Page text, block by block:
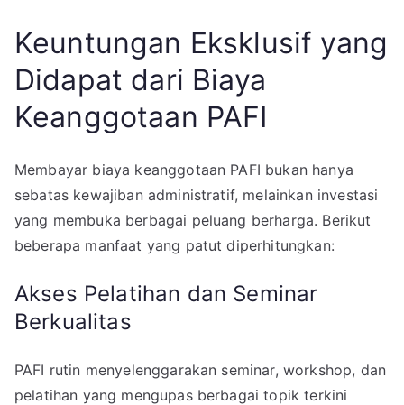
Keuntungan Eksklusif yang
Didapat dari Biaya
Keanggotaan PAFI
Membayar biaya keanggotaan PAFI bukan hanya
sebatas kewajiban administratif, melainkan investasi
yang membuka berbagai peluang berharga. Berikut
beberapa manfaat yang patut diperhitungkan:
Akses Pelatihan dan Seminar
Berkualitas
PAFI rutin menyelenggarakan seminar, workshop, dan
pelatihan yang mengupas berbagai topik terkini